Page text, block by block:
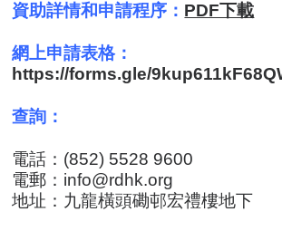
資助詳情和申請程序： PDF下載
網上申請表格：
https://forms.gle/
查詢：
電話：(852) 5528 9600
電郵： info@rdhk.org
地址：九龍橫頭磡邨宏禮樓地下